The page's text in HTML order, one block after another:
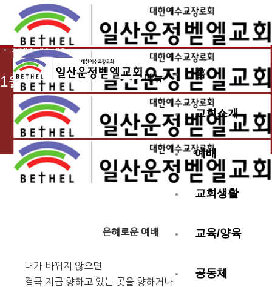
홈
교회소개
예배
교회생활
교육/양육
공동체
메뉴
2021.01.02
1월 첫째 주 교회 소식
은혜로운 예배
내가 바뀌지 않으면
결국 지금 향하고 있는 곳을 향하거나